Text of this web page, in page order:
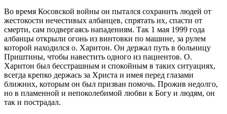
Во время Косовской войны он пытался сохранить людей от
жестокости нечестивых албанцев, спрятать их, спасти от
смерти, сам подвергаясь нападениям. Так 1 мая 1999 года
албанцы открыли огонь из винтовки по машине, за рулем
которой находился о. Харитон. Он держал путь в больницу
Приштины, чтобы навестить одного из пациентов. О.
Харитон был бесстрашным и спокойным в таких ситуациях,
всегда крепко держась за Христа и имея перед глазами
ближних, которым он был призван помочь. Прожив недолго,
но в пламенной и непоколебимой любви к Богу и людям, он
так и пострадал.